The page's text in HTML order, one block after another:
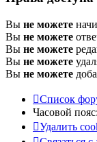
Вы не можете
Вы не можете
Вы не можете
Вы не можете
Вы не можете
Список
Часовой пояс:
Удалить